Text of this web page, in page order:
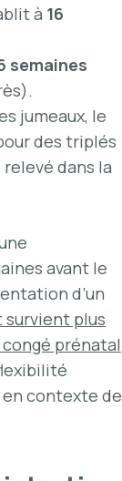
à 16
semaines
jumeaux, le
des triplés
dans la
avant le
d’un
survient plus
prénatal
contexte de